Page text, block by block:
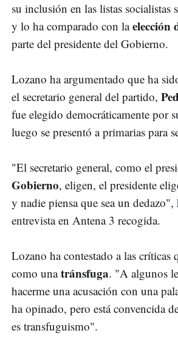
su inclusión en las listas socialistas
y lo ha comparado con laelección
parte del presidente del Gobierno.
Lozano ha argumentado que ha
el secretario general del partido,
fue elegido democráticamente por
luego se presentó a primarias para
"El secretario general, como el
Gobierno, eligen, el presidente
y nadie piensa que sea un
entrevista en Antena 3 recogida.
Lozano ha contestado a las críticas
como unatránsfuga. "A algunos
hacerme una acusación con una
ha opinado, pero está convencida
es transfuguismo".